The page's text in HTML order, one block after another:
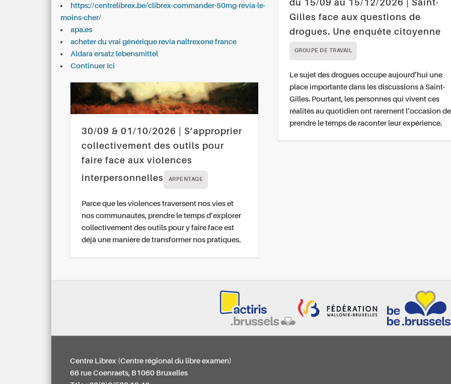
https://centrelibrex.be/clibrex-commander-50mg-revia-le-
moins-cher/
apa.es
acheter du vrai générique revia naltrexone france
Aldara ersatz lebensmittel
Continuer Ici
30/09 & 01/10/2026 | S’approprier
collectivement des outils pour
faire face aux violences
interpersonnelles
ARPENTAGE
Parce que les violences traversent nos vies et
nos communautés, prendre le temps d’explorer
collectivement des outils pour y faire face est
déjà une manière de transformer nos pratiques.
du 15/09 au 15/12/2026 | Saint-
Gilles face aux questions de
drogues. Une enquête citoyenne
GROUPE DE TRAVAIL
Le sujet des drogues occupe aujourd’hui une
place importante dans les discussions à Saint-
Gilles. Pourtant, les personnes qui vivent ces
réalités au quotidien ont rarement l’occasion de
prendre le temps de raconter leur expérience.
Centre Librex (Centre régional du libre examen)
66 rue Coenraets, B1060 Bruxelles